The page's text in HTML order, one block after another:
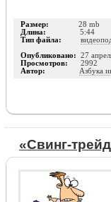
Размер: 28 mb
Длина: 5:44
Тип файла:
Опубликовано: 27
Просмотров: 2992
Автор: Азбука
«Свинг-